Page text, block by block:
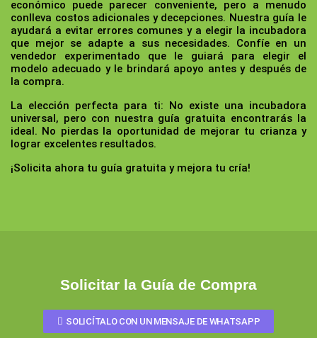
económico puede parecer conveniente, pero a menudo
conlleva costos adicionales y decepciones. Nuestra guía le
ayudará a evitar errores comunes y a elegir la incubadora
que mejor se adapte a sus necesidades. Confíe en un
vendedor experimentado que le guiará para elegir el
modelo adecuado y le brindará apoyo antes y después de
la compra.
La elección perfecta para ti: No existe una incubadora
universal, pero con nuestra guía gratuita encontrarás la
ideal. No pierdas la oportunidad de mejorar tu crianza y
lograr excelentes resultados.
¡Solicita ahora tu guía gratuita y mejora tu cría!
Solicitar la Guía de Compra
SOLICÍTALO CON UN MENSAJE DE WHATSAPP